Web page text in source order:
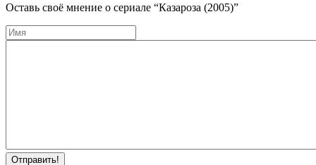
Оставь своё мнение о cериале “Казароза (2005)”
Отправить!